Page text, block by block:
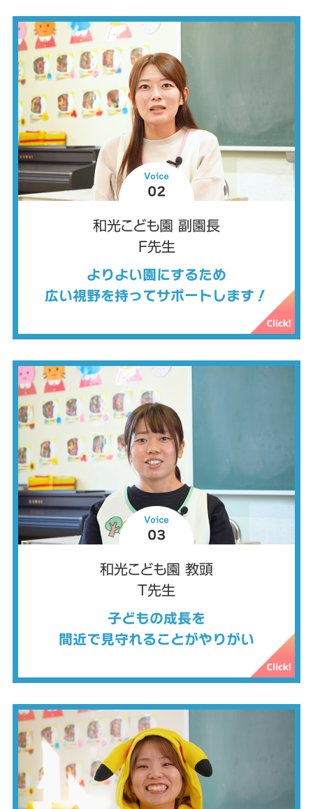
Voice
02
和光こども園 副園長
F先生
よりよい園にするため
広い視野を持ってサポートします！
Voice
03
和光こども園 教頭
T先生
子どもの成長を
間近で見守れることがやりがい